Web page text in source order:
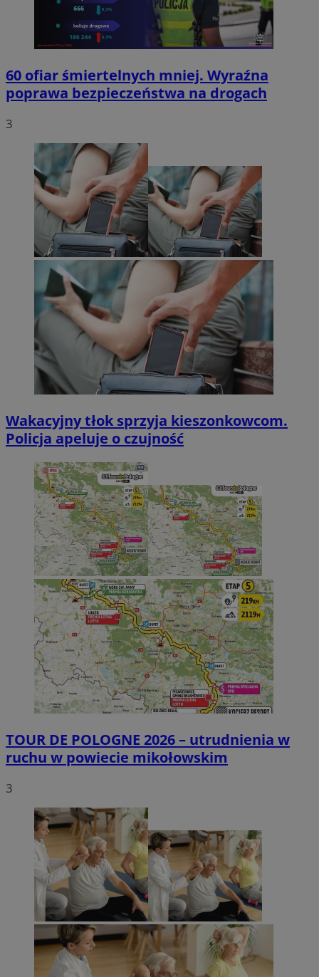
60 ofiar śmiertelnych mniej. Wyraźna
poprawa bezpieczeństwa na drogach
3
Wakacyjny tłok sprzyja kieszonkowcom.
Policja apeluje o czujność
TOUR DE POLOGNE 2026 – utrudnienia w
ruchu w powiecie mikołowskim
3